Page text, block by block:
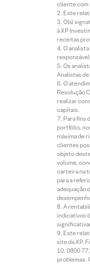
cliente com
Este
O(s)
à XP
receitas
O
Os
Analistas
O
Resolução
realizar
capitais.
Para fins
portfólio,
máxima de
clientes
objeto
volume,
carteira na
para a
adequação
A
indicativos
Este
site da XP.
0800 77
problemas.